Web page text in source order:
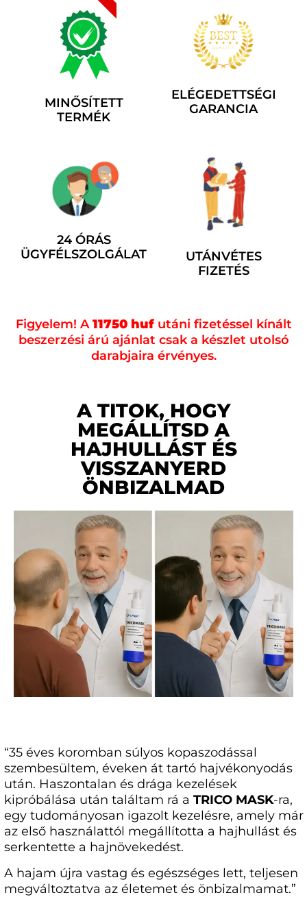
MINŐSÍTETT
TERMÉK
ELÉGEDETTSÉGI
GARANCIA
24 ÓRÁS
ÜGYFÉLSZOLGÁLAT
UTÁNVÉTES
FIZETÉS
Figyelem! A11750 hufutáni fizetéssel kínált
beszerzési árú ajánlat csak a készlet utolsó
darabjaira érvényes.
A TITOK, HOGY
MEGÁLLÍTSD A
HAJHULLÁST ÉS
VISSZANYERD
ÖNBIZALMAD
“35 éves koromban súlyos kopaszodással
szembesültem, éveken át tartó hajvékonyodás
után. Haszontalan és drága kezelések
kipróbálása után találtam rá a TRICO MASK-ra,
egy tudományosan igazolt kezelésre, amely már
az első használattól megállította a hajhullást és
serkentette a hajnövekedést.
A hajam újra vastag és egészséges lett, teljesen
megváltoztatva az életemet és önbizalmamat.”